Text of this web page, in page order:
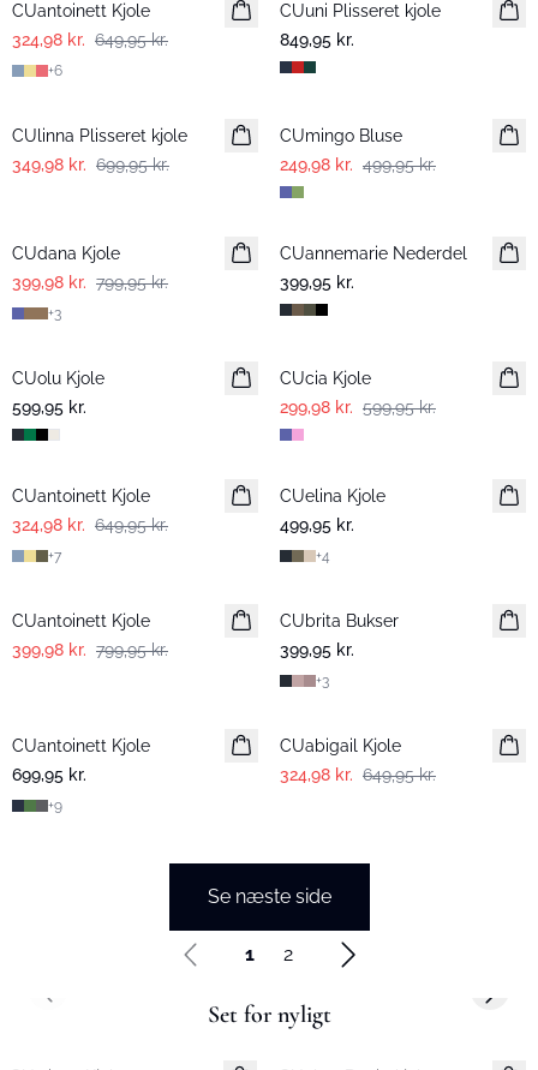
CUantoinett Kjole
324,98 kr. 649,95 kr.
+6
CUuni Plisseret kjole
849,95 kr.
CUlinna Plisseret kjole
349,98 kr. 699,95 kr.
CUmingo Bluse
249,98 kr. 499,95 kr.
CUdana Kjole
399,98 kr. 799,95 kr.
+3
CUannemarie Nederdel
399,95 kr.
CUolu Kjole
599,95 kr.
CUcia Kjole
299,98 kr. 599,95 kr.
-50%
CUantoinett Kjole
324,98 kr. 649,95 kr.
+7
CUelina Kjole
499,95 kr.
+4
CUantoinett Kjole
399,98 kr. 799,95 kr.
CUbrita Bukser
399,95 kr.
+3
CUantoinett Kjole
699,95 kr.
+9
CUabigail Kjole
324,98 kr. 649,95 kr.
Se næste side
1 2
Set for nyligt
Previous slide Next